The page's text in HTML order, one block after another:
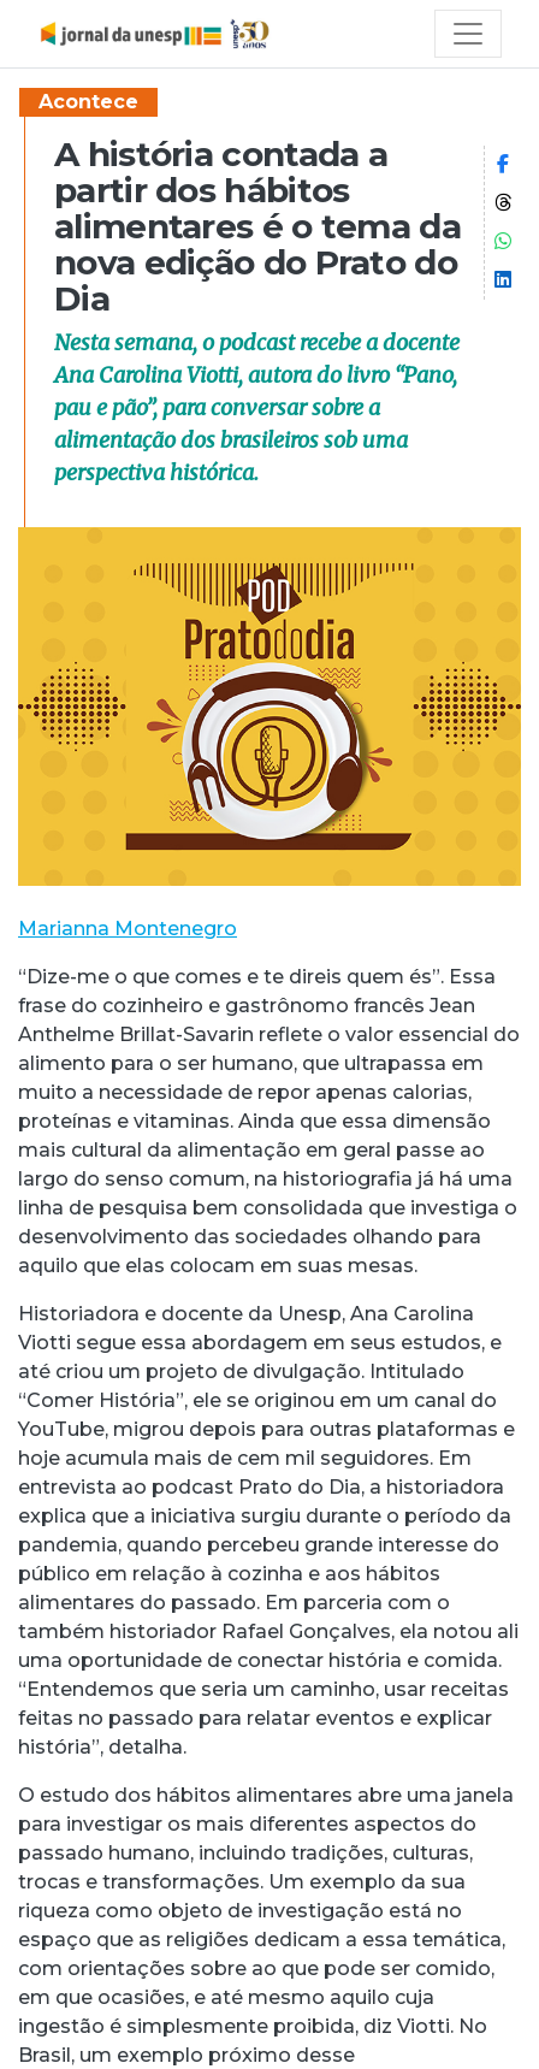
Acontece
A história contada a
partir dos hábitos
alimentares é o tema da
nova edição do Prato do
Dia
Nesta semana, o podcast recebe a docente
Ana Carolina Viotti, autora do livro “Pano,
pau e pão”, para conversar sobre a
alimentação dos brasileiros sob uma
perspectiva histórica.
Marianna Montenegro
“Dize-me o que comes e te direis quem és”. Essa
frase do cozinheiro e gastrônomo francês Jean
Anthelme Brillat-Savarin reflete o valor essencial do
alimento para o ser humano, que ultrapassa em
muito a necessidade de repor apenas calorias,
proteínas e vitaminas. Ainda que essa dimensão
mais cultural da alimentação em geral passe ao
largo do senso comum, na historiografia já há uma
linha de pesquisa bem consolidada que investiga o
desenvolvimento das sociedades olhando para
aquilo que elas colocam em suas mesas.
Historiadora e docente da Unesp, Ana Carolina
Viotti segue essa abordagem em seus estudos, e
até criou um projeto de divulgação. Intitulado
“Comer História”, ele se originou em um canal do
YouTube, migrou depois para outras plataformas e
hoje acumula mais de cem mil seguidores. Em
entrevista ao podcast Prato do Dia, a historiadora
explica que a iniciativa surgiu durante o período da
pandemia, quando percebeu grande interesse do
público em relação à cozinha e aos hábitos
alimentares do passado. Em parceria com o
também historiador Rafael Gonçalves, ela notou ali
uma oportunidade de conectar história e comida.
“Entendemos que seria um caminho, usar receitas
feitas no passado para relatar eventos e explicar
história”, detalha.
O estudo dos hábitos alimentares abre uma janela
para investigar os mais diferentes aspectos do
passado humano, incluindo tradições, culturas,
trocas e transformações. Um exemplo da sua
riqueza como objeto de investigação está no
espaço que as religiões dedicam a essa temática,
com orientações sobre ao que pode ser comido,
em que ocasiões, e até mesmo aquilo cuja
ingestão é simplesmente proibida, diz Viotti. No
Brasil, um exemplo próximo desse